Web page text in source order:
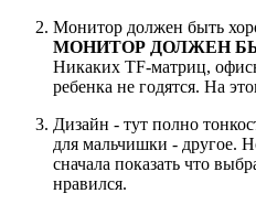
Монитор должен быть
МОНИТОР ДОЛЖЕН
Никаких TF-матриц,
ребенка не годятся. На
Дизайн - тут полно
для мальчишки - другое.
сначала показать что
нравился.